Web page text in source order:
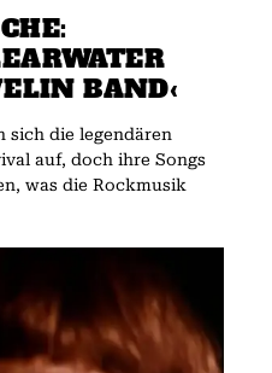
BAND‹
sich die legendären
auf, doch ihre Songs
was die Rockmusik